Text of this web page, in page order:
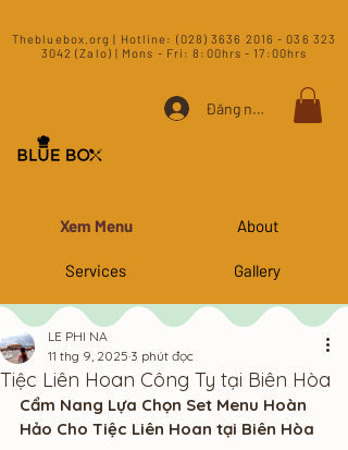
​Thebluebox.org | Hotline: (028) 3636 2016 - 036 323
3042 (Zalo) | Mons - Fri: 8:00hrs - 17:00hrs​
Đăng nhập
Xem Menu
Services
About
Gallery
Tiệc Liên Hoan Công Ty tại Biên Hòa
LE PHI NA
11 thg 9, 2025 3 phút đọc
Cẩm Nang Lựa Chọn Set Menu Hoàn
Hảo Cho Tiệc Liên Hoan tại Biên Hòa